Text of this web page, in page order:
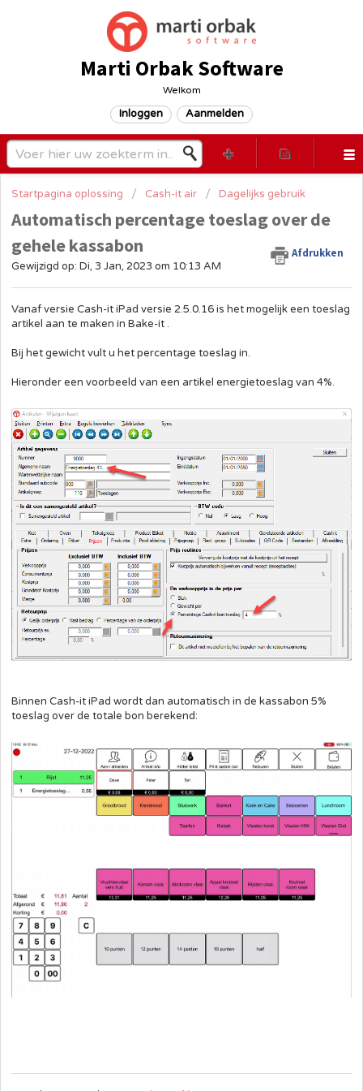
Marti Orbak Software
Welkom
Inloggen Aanmelden
Startpagina oplossing Cash-it air Dagelijks gebruik
Automatisch percentage toeslag over de
gehele kassabon
Afdrukken
Gewijzigd op: Di, 3 Jan, 2023 om 10:13 AM
Vanaf versie Cash-it iPad versie 2.5.0.16 is het mogelijk een toeslag
artikel aan te maken in Bake-it .
Bij het gewicht vult u het percentage toeslag in.
Hieronder een voorbeeld van een artikel energietoeslag van 4%.
Binnen Cash-it iPad wordt dan automatisch in de kassabon 5%
toeslag over de totale bon berekend: